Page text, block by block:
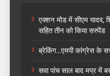
एक्शन मोड में सीएम
सहित तीन को किया सस्पेंड
ब्रेकिंग…एमपी कांग्रेस के
सवा पांच साल बाद मप्र में